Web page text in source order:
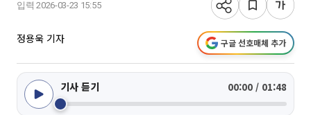
입력 2026-03-23 15:55
정용욱 기자 구글 선호매체 추가
기사 듣기 00:00 / 01:48